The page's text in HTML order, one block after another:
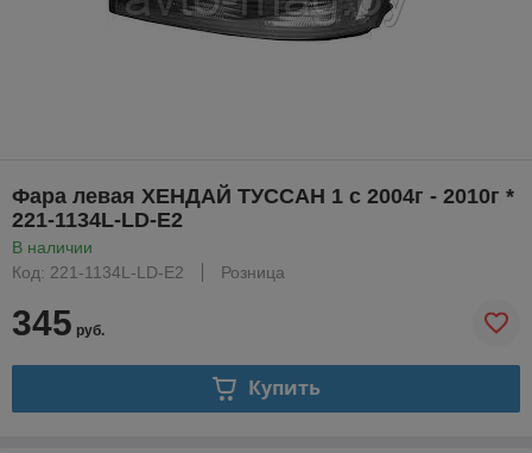
Фара левая ХЕНДАЙ ТУССАН 1 с 2004г - 2010г *
221-1134L-LD-E2
В наличии
Код: 221-1134L-LD-E2
Розница
345 руб.
Купить